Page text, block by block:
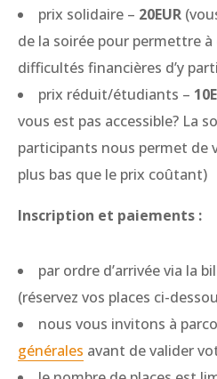
prix solidaire – 20EUR
de la soirée pour permettre à
difficultés financières d’y
prix réduit/étudiants –
vous est pas accessible? La
participants nous permet de
plus bas que le prix coûtant)
Inscription et paiements :
par ordre d’arrivée via la
(réservez vos places ci-
nous vous invitons à
générales avant de valider